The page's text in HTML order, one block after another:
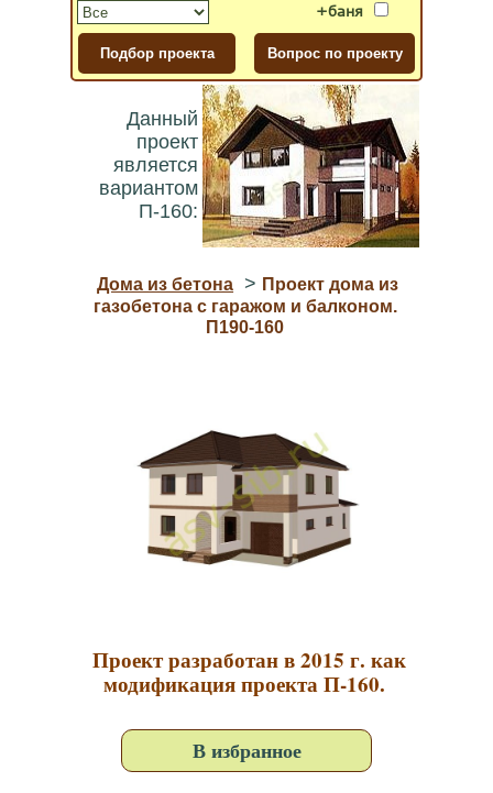
+баня
Данный
проект
является
вариантом
П-160:
Дома из бетона > Проект дома из
газобетона с гаражом и балконом.
П190-160
Проект разработан в 2015 г. как
модификация проекта П-160.
В избранное